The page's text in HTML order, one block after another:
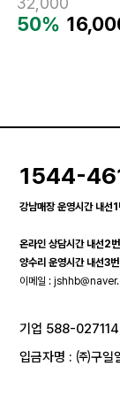
50%
1544-
강남매장 운영시간 내선
온라인 상담시간 내선2
양수리 운영시간 내선3
이메일 :
기업 588-
입금자명 : ㈜구일